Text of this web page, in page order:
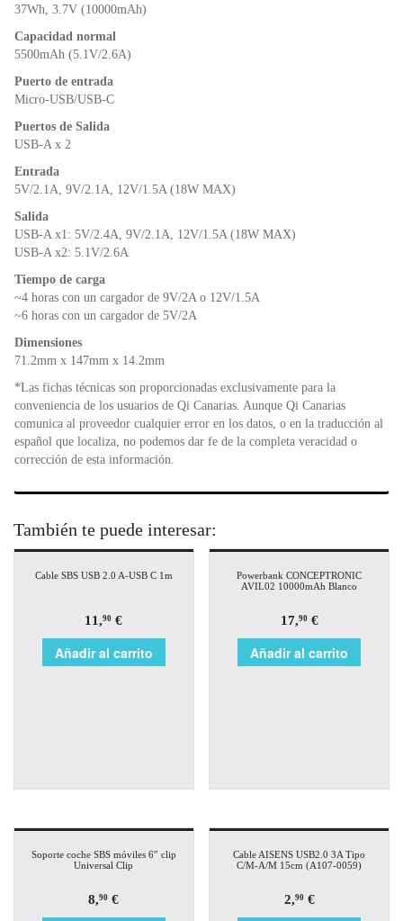
37Wh, 3.7V (10000mAh)
Capacidad normal
5500mAh (5.1V/2.6A)
Puerto de entrada
Micro-USB/USB-C
Puertos de Salida
USB-A x 2
Entrada
5V/2.1A, 9V/2.1A, 12V/1.5A (18W MAX)
Salida
USB-A x1: 5V/2.4A, 9V/2.1A, 12V/1.5A (18W MAX)
USB-A x2: 5.1V/2.6A
Tiempo de carga
~4 horas con un cargador de 9V/2A o 12V/1.5A
~6 horas con un cargador de 5V/2A
Dimensiones
71.2mm x 147mm x 14.2mm
*Las fichas técnicas son proporcionadas exclusivamente para la
conveniencia de los usuarios de Qi Canarias. Aunque Qi Canarias
comunica al proveedor cualquier error en los datos, o en la traducción al
español que localiza, no podemos dar fe de la completa veracidad o
corrección de esta información.
También te puede interesar:
Cable SBS USB 2.0 A-USB C 1m
11,90 €
Añadir al carrito
Powerbank CONCEPTRONIC
AVIL02 10000mAh Blanco
17,90€
Añadir al carrito
Soporte coche SBS móviles 6″ clip
Universal Clip
8,90 €
Cable AISENS USB2.0 3A Tipo
C/M-A/M 15cm (A107-0059)
2,90€